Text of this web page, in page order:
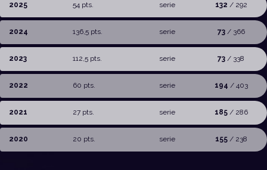
2025 54 pts. serie 132 / 292
2024 136,5 pts. serie 73/ 366
2023 112,5 pts. serie 73 / 338
2022 60 pts. serie 194 / 403
2021 27 pts. serie 185/ 286
2020 20 pts. serie 155/ 238